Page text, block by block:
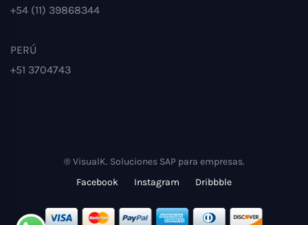
+54 (11) 39868344
PERÚ
+51 3704743
® VisualK. Soluciones SAP para empresas.
Facebook
Instagram Dribbble